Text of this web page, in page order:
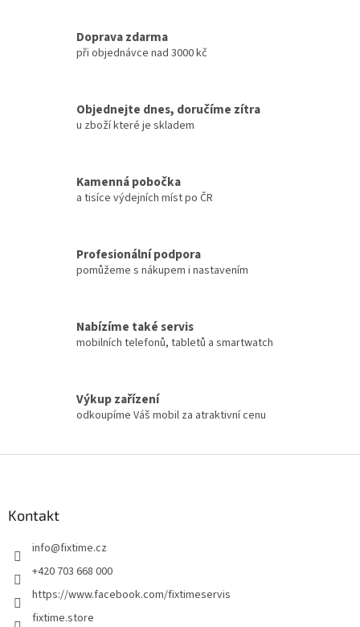
Doprava zdarma
při objednávce nad 3000 kč
Objednejte dnes, doručíme zítra
u zboží které je skladem
Kamenná pobočka
a tisíce výdejních míst po ČR
Profesionální podpora
pomůžeme s nákupem i nastavením
Nabízíme také servis
mobilních telefonů, tabletů a smartwatch
Výkup zařízení
odkoupíme Váš mobil za atraktivní cenu
Kontakt
info@fixtime.cz
+420 703 668 000
https://www.facebook.com/fixtimeservis
fixtime.store